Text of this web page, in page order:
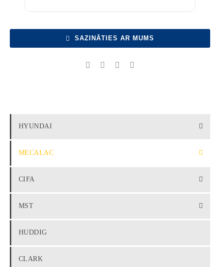
SAZINĀTIES AR MUMS
HYUNDAI
MECALAC
CIFA
MST
HUDDIG
CLARK